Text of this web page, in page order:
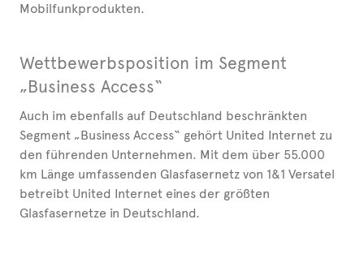
Mobilfunkprodukten.
Wettbewerbsposition im Segment
„Business Access“
Auch im ebenfalls auf Deutschland beschränkten
Segment „Business Access“ gehört United Internet zu
den führenden Unternehmen. Mit dem über 55.000
km Länge umfassenden Glasfasernetz von 1&1 Versatel
betreibt United Internet eines der größten
Glasfasernetze in Deutschland.